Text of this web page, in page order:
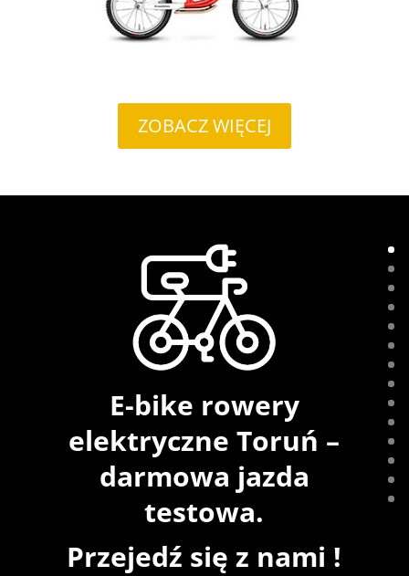
ZOBACZ WIĘCEJ
E-bike rowery
elektryczne Toruń –
darmowa jazda
testowa.
Przejedź się z nami !